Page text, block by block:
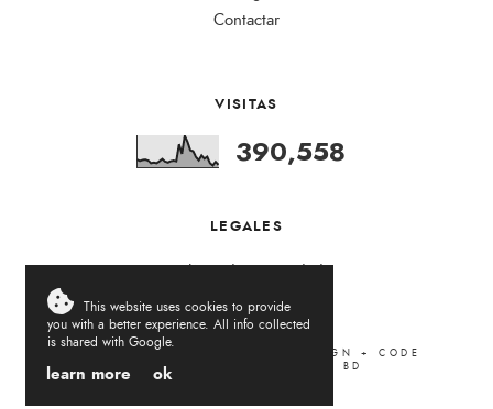
Contactar
VISITAS
390,558
LEGALES
Política de Privacidad
LA VIDA DEL REVÉS
DESIGN + CODE
LOVELOGIC
BD
This website uses cookies to provide
you with a better experience. All info collected
is shared with Google.
learn more ok